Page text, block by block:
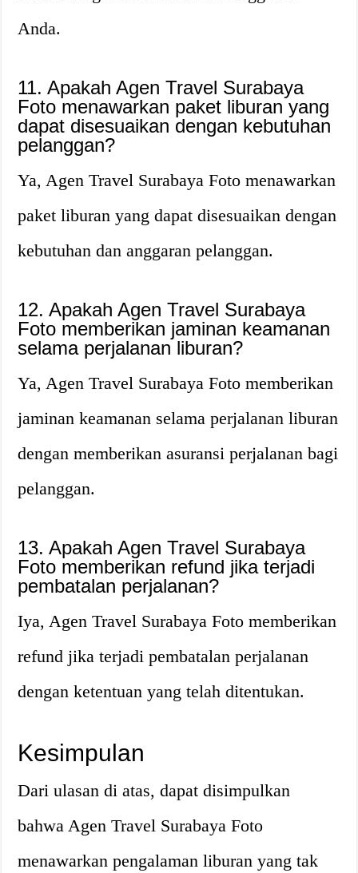
Anda.
11. Apakah Agen Travel Surabaya
Foto menawarkan paket liburan yang
dapat disesuaikan dengan kebutuhan
pelanggan?
Ya, Agen Travel Surabaya Foto menawarkan
paket liburan yang dapat disesuaikan dengan
kebutuhan dan anggaran pelanggan.
12. Apakah Agen Travel Surabaya
Foto memberikan jaminan keamanan
selama perjalanan liburan?
Ya, Agen Travel Surabaya Foto memberikan
jaminan keamanan selama perjalanan liburan
dengan memberikan asuransi perjalanan bagi
pelanggan.
13. Apakah Agen Travel Surabaya
Foto memberikan refund jika terjadi
pembatalan perjalanan?
Iya, Agen Travel Surabaya Foto memberikan
refund jika terjadi pembatalan perjalanan
dengan ketentuan yang telah ditentukan.
Kesimpulan
Dari ulasan di atas, dapat disimpulkan
bahwa Agen Travel Surabaya Foto
menawarkan pengalaman liburan yang tak